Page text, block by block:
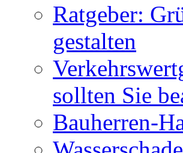
Ratgeber:
gestalten
sollten Sie
Bauherren-